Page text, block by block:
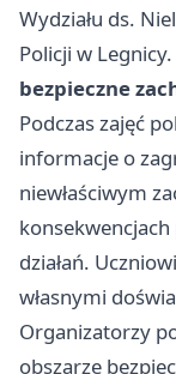
Wydziału ds.
Policji w
bezpieczne
Podczas zajęć
informacje o
niewłaściwym
działań.
własnymi
Organizatorzy
obszarze